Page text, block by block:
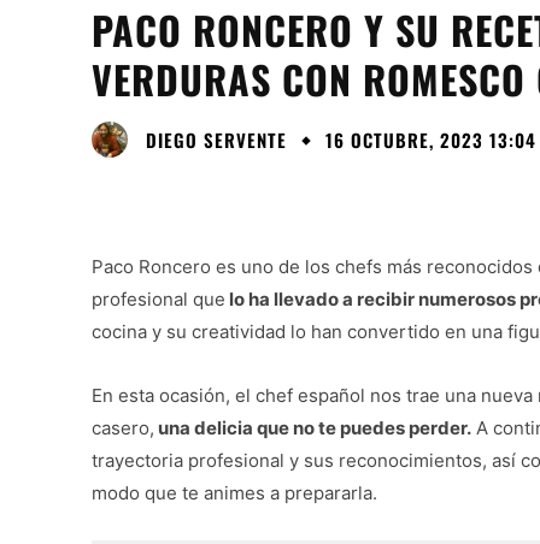
PACO RONCERO Y SU
VERDURAS CON ROMESCO
DIEGO SERVENTE 16 OCTUBRE, 2023 13:04
Paco Roncero es uno de los chefs más
profesional que lo ha llevado a recibir numerosos
cocina y su creatividad lo han convertido en una
En esta ocasión, el chef español nos trae una
casero, una delicia que no te puedes perder. A
trayectoria profesional y sus reconocimientos, así
modo que te animes a prepararla.